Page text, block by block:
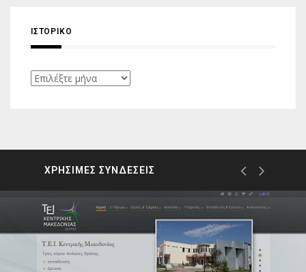
ΙΣΤΟΡΙΚΌ
Ιστορικό
ΧΡΗΣΙΜΕΣ ΣΥΝΔΕΣΕΙΣ